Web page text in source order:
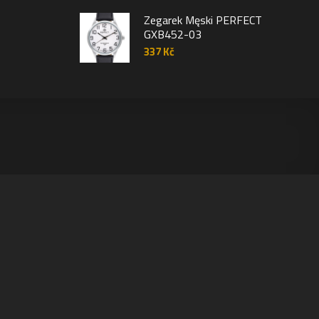
Zegarek Męski PERFECT
GXB452-03
337Kč